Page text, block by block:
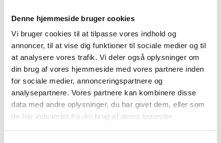
Denne hjemmeside bruger cookies
Vi bruger cookies til at tilpasse vores indhold og
annoncer, til at vise dig funktioner til sociale medier og til
at analysere vores trafik. Vi deler også oplysninger om
din brug af vores hjemmeside med vores partnere inden
for sociale medier, annonceringspartnere og
analysepartnere. Vores partnere kan kombinere disse
data med andre oplysninger, du har givet dem, eller som
de har indsamlet fra din brug af deres tjenester.
fællesbillet
25. juni 2026